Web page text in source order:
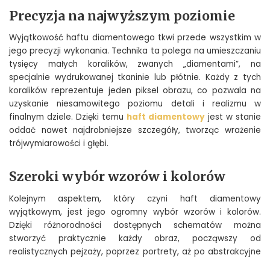
Precyzja na najwyższym poziomie
Wyjątkowość haftu diamentowego tkwi przede wszystkim w
jego precyzji wykonania. Technika ta polega na umieszczaniu
tysięcy małych koralików, zwanych „diamentami”, na
specjalnie wydrukowanej tkaninie lub płótnie. Każdy z tych
koralików reprezentuje jeden piksel obrazu, co pozwala na
uzyskanie niesamowitego poziomu detali i realizmu w
finalnym dziele. Dzięki temu haft diamentowy jest w stanie
oddać nawet najdrobniejsze szczegóły, tworząc wrażenie
trójwymiarowości i głębi.
Szeroki wybór wzorów i kolorów
Kolejnym aspektem, który czyni haft diamentowy
wyjątkowym, jest jego ogromny wybór wzorów i kolorów.
Dzięki różnorodności dostępnych schematów można
stworzyć praktycznie każdy obraz, począwszy od
realistycznych pejzaży, poprzez portrety, aż po abstrakcyjne